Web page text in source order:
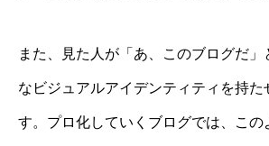
また、見た人が「あ、このブログだ」
なビジュアルアイデンティティを持た
す。プロ化していくブログでは、この